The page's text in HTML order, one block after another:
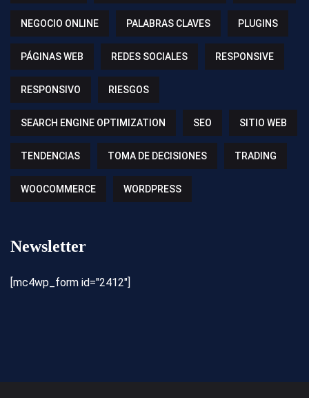
NEGOCIO ONLINE PALABRAS CLAVES PLUGINS
PÁGINAS WEB REDES SOCIALES RESPONSIVE
RESPONSIVO RIESGOS
SEARCH ENGINE OPTIMIZATION SEO SITIO WEB
TENDENCIAS TOMA DE DECISIONES TRADING
WOOCOMMERCE WORDPRESS
Newsletter
[mc4wp_form id="2412"]